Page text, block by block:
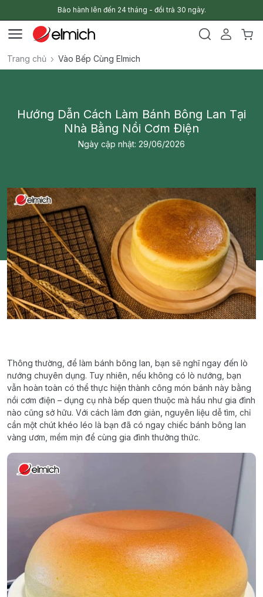
Bảo hành lên đến 24 tháng - đổi trả 30 ngày.
Trang chủ Vào Bếp Cùng Elmich
Hướng Dẫn Cách Làm Bánh Bông Lan Tại
Nhà Bằng Nồi Cơm Điện
Ngày cập nhật: 29/06/2026
Thông thường, để làm bánh bông lan, bạn sẽ nghĩ ngay đến lò
nướng chuyên dụng. Tuy nhiên, nếu không có lò nướng, bạn
vẫn hoàn toàn có thể thực hiện thành công món bánh này bằng
nồi cơm điện – dụng cụ nhà bếp quen thuộc mà hầu như gia đình
nào cũng sở hữu. Với cách làm đơn giản, nguyên liệu dễ tìm, chỉ
cần một chút khéo léo là bạn đã có ngay chiếc bánh bông lan
vàng ươm, mềm mịn để cùng gia đình thưởng thức.